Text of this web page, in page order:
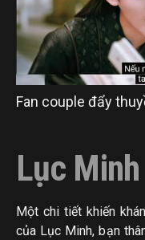
Fan couple đẩy
Lục
Một chi tiết khiến
của Lục Minh, bạn